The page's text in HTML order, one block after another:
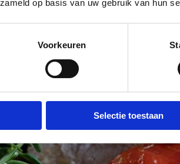
op basis van uw gebruik van hun
Voorkeuren
Selectie toestaan